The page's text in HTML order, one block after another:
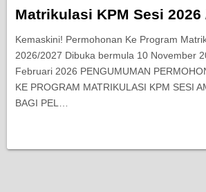
Matrikulasi KPM Sesi 2026
Kemaskini! Permohonan Ke Program
2026/2027 Dibuka bermula 10 November
Februari 2026 PENGUMUMAN
KE PROGRAM MATRIKULASI KPM SESI
BAGI PEL…